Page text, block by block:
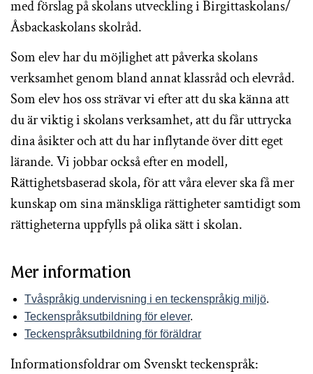
med förslag på skolans utveckling i Birgittaskolans/
Åsbackaskolans skolråd.
Som elev har du möjlighet att påverka skolans
verksamhet genom bland annat klassråd och elevråd.
Som elev hos oss strävar vi efter att du ska känna att
du är viktig i skolans verksamhet, att du får uttrycka
dina åsikter och att du har inflytande över ditt eget
lärande. Vi jobbar också efter en modell,
Rättighetsbaserad skola, för att våra elever ska få mer
kunskap om sina mänskliga rättigheter samtidigt som
rättigheterna uppfylls på olika sätt i skolan.
Mer information
Tvåspråkig undervisning i en teckenspråkig miljö.
Teckenspråks­utbildning för elever.
Teckenspråksutbildning för föräldrar
Informationsfoldrar om Svenskt teckenspråk: